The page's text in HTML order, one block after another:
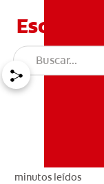
minutos leídos